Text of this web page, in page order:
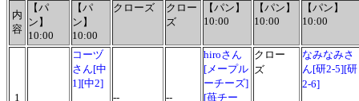
内
容
【パ
ン】
10:00
【パ
ン】
10:00
クローズ
クロー
ズ
【パン】
10:00
【パン】
10:00
【パン】
10:00
1
コーヅ
さん[中
1][中2]
--
--
hiroさん
[メープル
ーチーズ]
[苺チー
クロー
ズ
なみなみさ
ん[研2-5][研
2-6]